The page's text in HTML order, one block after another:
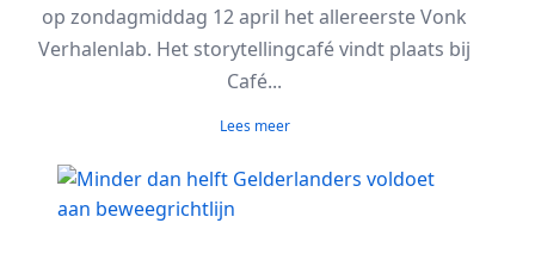
op zondagmiddag 12 april het allereerste Vonk
Verhalenlab. Het storytellingcafé vindt plaats bij
Café...
Lees meer